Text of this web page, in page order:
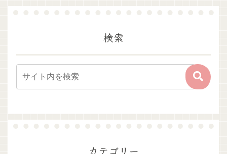
検索
カテゴリー